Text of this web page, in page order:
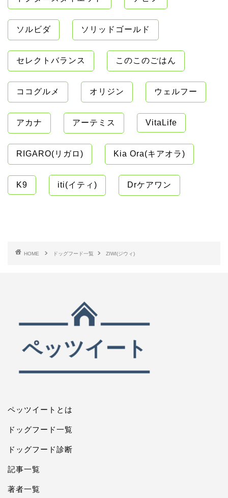
ソルビダ ソリッドゴールド
セレクトバランス このこのごはん
ココグルメ オリジン ウェルフー
アカナ アーテミス VitaLife
RIGARO(リガロ) Kia Ora(キアオラ)
K9 iti(イティ) Drケアワン
HOME ドッグフード一覧 ZIWI(ジウィ)
ペッツイートとは
ドッグフード一覧
ドッグフード診断
記事一覧
著者一覧